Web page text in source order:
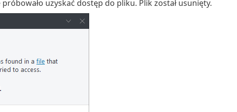
uzyskać dostęp do pliku. Plik został usunięty.